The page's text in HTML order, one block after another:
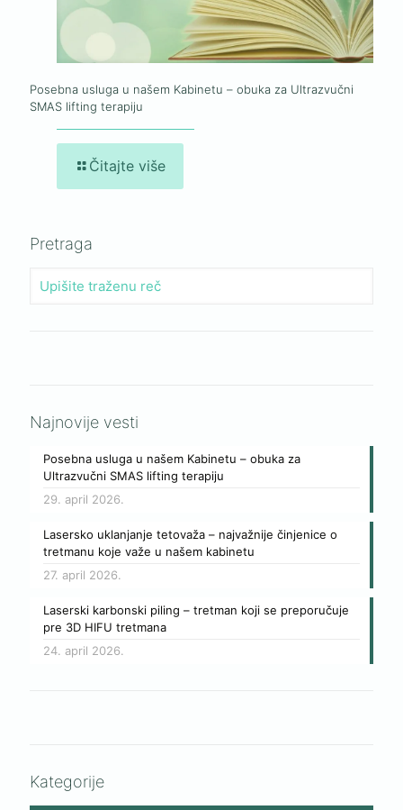
Posebna usluga u našem Kabinetu – obuka za Ultrazvučni
SMAS lifting terapiju
Čitajte više
Pretraga
Najnovije vesti
Posebna usluga u našem Kabinetu – obuka za
Ultrazvučni SMAS lifting terapiju
29. april 2026.
Lasersko uklanjanje tetovaža – najvažnije činjenice o
tretmanu koje važe u našem kabinetu
27. april 2026.
Laserski karbonski piling – tretman koji se preporučuje
pre 3D HIFU tretmana
24. april 2026.
Kategorije